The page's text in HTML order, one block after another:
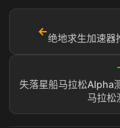
←
绝地求生加速器
失落星船马拉松Alpha
马拉松